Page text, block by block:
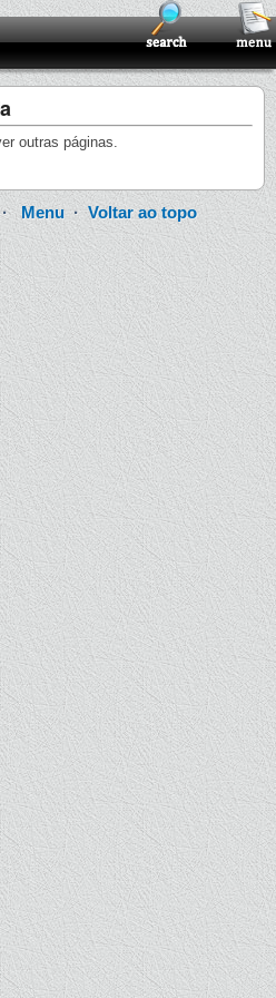
outras páginas.
Menu ·Voltar ao topo